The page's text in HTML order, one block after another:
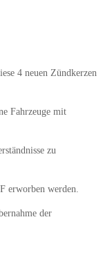
4 neuen Zündkerzen
Fahrzeuge mit
zu
erworben werden.
der